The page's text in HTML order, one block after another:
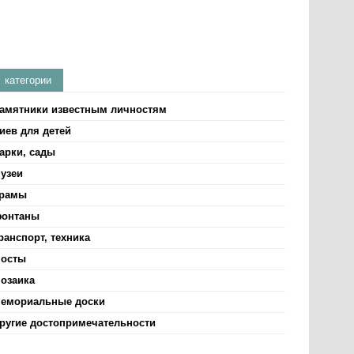
категории
известным личностям
для детей
сады
техника
доски
достопримечательности